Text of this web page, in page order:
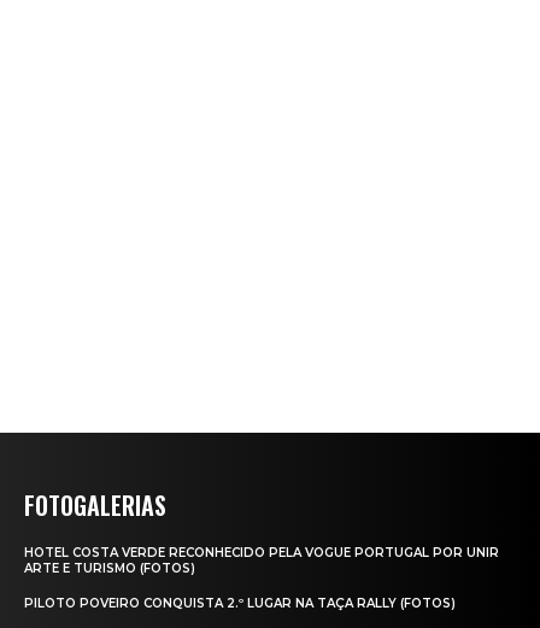
FOTOGALERIAS
HOTEL COSTA VERDE RECONHECIDO PELA VOGUE PORTUGAL POR UNIR
ARTE E TURISMO (FOTOS)
PILOTO POVEIRO CONQUISTA 2.º LUGAR NA TAÇA RALLY (FOTOS)